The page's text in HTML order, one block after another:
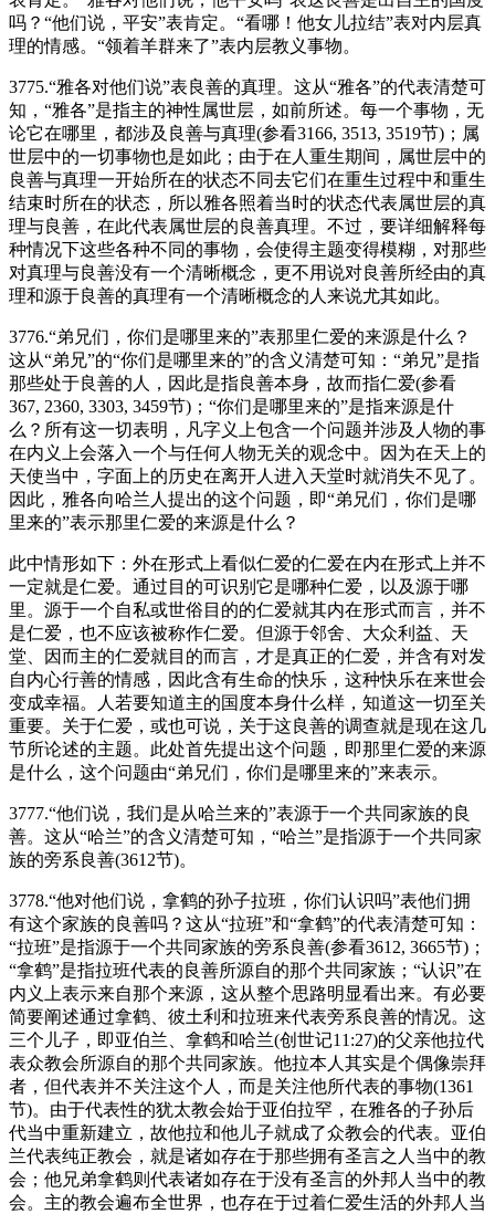
吗？“他们说，平安”表肯定。“看哪！他女儿拉结”表对内层真
理的情感。“领着羊群来了”表内层教义事物。
3775.“雅各对他们说”表良善的真理。这从“雅各”的代表清楚可
知，“雅各”是指主的神性属世层，如前所述。每一个事物，无
论它在哪里，都涉及良善与真理(参看3166, 3513, 3519节)；属
世层中的一切事物也是如此；由于在人重生期间，属世层中的
良善与真理一开始所在的状态不同去它们在重生过程中和重生
结束时所在的状态，所以雅各照着当时的状态代表属世层的真
理与良善，在此代表属世层的良善真理。不过，要详细解释每
种情况下这些各种不同的事物，会使得主题变得模糊，对那些
对真理与良善没有一个清晰概念，更不用说对良善所经由的真
理和源于良善的真理有一个清晰概念的人来说尤其如此。
3776.“弟兄们，你们是哪里来的”表那里仁爱的来源是什么？
这从“弟兄”的“你们是哪里来的”的含义清楚可知：“弟兄”是指
那些处于良善的人，因此是指良善本身，故而指仁爱(参看
367, 2360, 3303, 3459节)；“你们是哪里来的”是指来源是什
么？所有这一切表明，凡字义上包含一个问题并涉及人物的事
在内义上会落入一个与任何人物无关的观念中。因为在天上的
天使当中，字面上的历史在离开人进入天堂时就消失不见了。
因此，雅各向哈兰人提出的这个问题，即“弟兄们，你们是哪
里来的”表示那里仁爱的来源是什么？
此中情形如下：外在形式上看似仁爱的仁爱在内在形式上并不
一定就是仁爱。通过目的可识别它是哪种仁爱，以及源于哪
里。源于一个自私或世俗目的的仁爱就其内在形式而言，并不
是仁爱，也不应该被称作仁爱。但源于邻舍、大众利益、天
堂、因而主的仁爱就目的而言，才是真正的仁爱，并含有对发
自内心行善的情感，因此含有生命的快乐，这种快乐在来世会
变成幸福。人若要知道主的国度本身什么样，知道这一切至关
重要。关于仁爱，或也可说，关于这良善的调查就是现在这几
节所论述的主题。此处首先提出这个问题，即那里仁爱的来源
是什么，这个问题由“弟兄们，你们是哪里来的”来表示。
3777.“他们说，我们是从哈兰来的”表源于一个共同家族的良
善。这从“哈兰”的含义清楚可知，“哈兰”是指源于一个共同家
族的旁系良善(3612节)。
3778.“他对他们说，拿鹤的孙子拉班，你们认识吗”表他们拥
有这个家族的良善吗？这从“拉班”和“拿鹤”的代表清楚可知：
“拉班”是指源于一个共同家族的旁系良善(参看3612, 3665节)；
“拿鹤”是指拉班代表的良善所源自的那个共同家族；“认识”在
内义上表示来自那个来源，这从整个思路明显看出来。有必要
简要阐述通过拿鹤、彼土利和拉班来代表旁系良善的情况。这
三个儿子，即亚伯兰、拿鹤和哈兰(创世记11:27)的父亲他拉代
表众教会所源自的那个共同家族。他拉本人其实是个偶像崇拜
者，但代表并不关注这个人，而是关注他所代表的事物(1361
节)。由于代表性的犹太教会始于亚伯拉罕，在雅各的子孙后
代当中重新建立，故他拉和他儿子就成了众教会的代表。亚伯
兰代表纯正教会，就是诸如存在于那些拥有圣言之人当中的教
会；他兄弟拿鹤则代表诸如存在于没有圣言的外邦人当中的教
会。主的教会遍布全世界，也存在于过着仁爱生活的外邦人当